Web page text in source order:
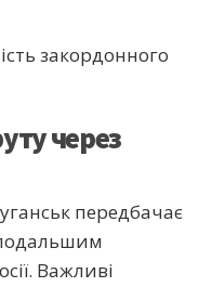
закордонного
через
передбачає
подальшим
Важливі